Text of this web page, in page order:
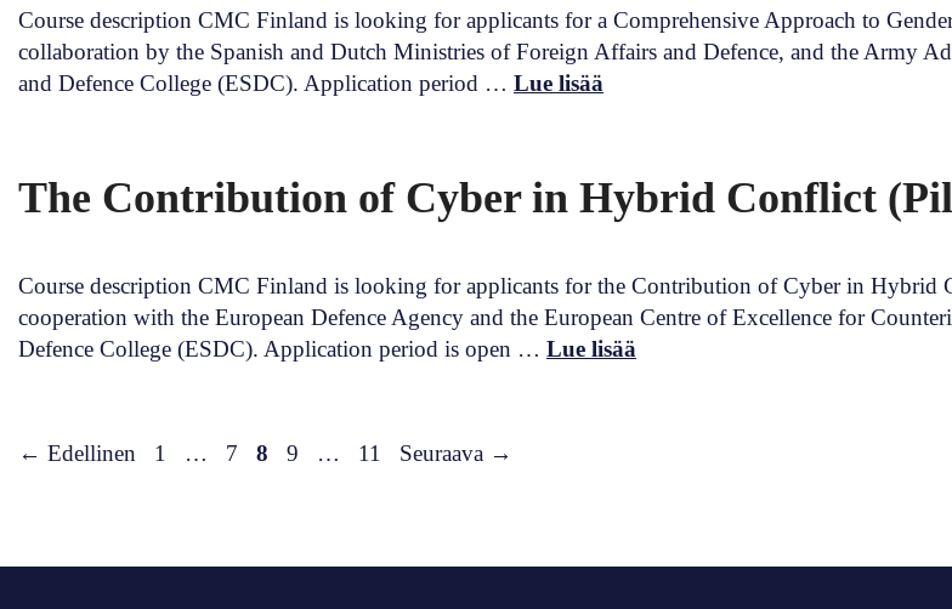
Course description CMC Finland is looking for applicants for a Comprehensive Approach to
collaboration by the Spanish and Dutch Ministries of Foreign Affairs and Defence, and the Army
and Defence College (ESDC). Application period … Lue lisää
The Contribution of Cyber in Hybrid Conflict
Course description CMC Finland is looking for applicants for the Contribution of Cyber in Hybrid
cooperation with the European Defence Agency and the European Centre of Excellence for
Defence College (ESDC). Application period is open … Lue lisää
← Edellinen Sivu
1 … Sivu
7 Sivu
8 Sivu
9 … Sivu
11 Seuraava →